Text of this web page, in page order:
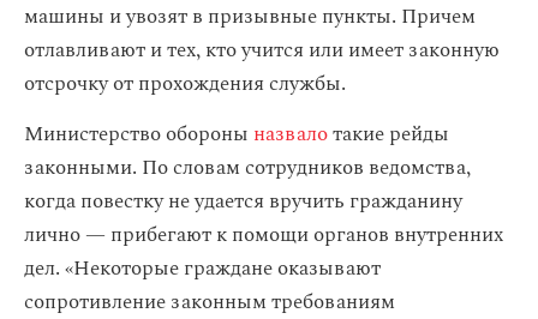
машины и увозят в призывные пункты. Причем
отлавливают и тех, кто учится или имеет законную
отсрочку от прохождения службы.
Министерство обороны назвалотакие рейды
законными. По словам сотрудников ведомства,
когда повестку не удается вручить гражданину
лично — прибегают к помощи органов внутренних
дел. «Некоторые граждане оказывают
сопротивление законным требованиям